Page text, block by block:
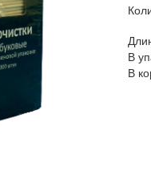
В
В